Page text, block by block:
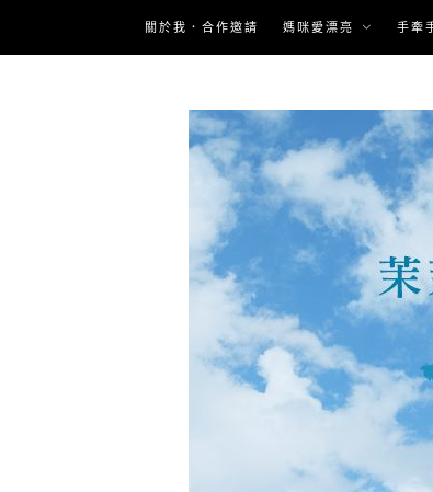
content
關於我．合作邀請 媽咪愛漂亮 手牽